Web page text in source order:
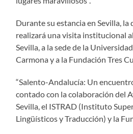
Durante su estancia en Sevilla, la
realizará una visita institucional
Sevilla, a la sede de la
Carmona y a la Fundación Tres
“Salento-Andalucía: Un
contado con la colaboración del
Sevilla, el ISTRAD (Instituto
Lingüísticos y Traducción) y la